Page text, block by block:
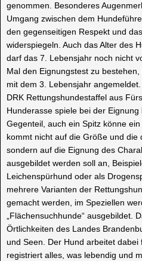
genommen. Besonderes
Umgang zwischen dem
den gegenseitigen Respekt und
widerspiegeln. Auch das Alter des
darf das 7. Lebensjahr noch nicht
Mal den Eignungstest zu
mit dem 3. Lebensjahr
DRK Rettungshundestaffel aus
Hunderasse spiele bei der
Gegenteil, auch ein Spitz könne
kommt nicht auf die Größe und die
sondern auf die Eignung des
ausgebildet werden soll an,
Leichenspürhund oder als
mehrere Varianten der
gemacht werden, im Speziellen
„Flächensuchhunde“ ausgebildet.
Örtlichkeiten des Landes
und Seen. Der Hund arbeitet
registriert alles, was lebendig und